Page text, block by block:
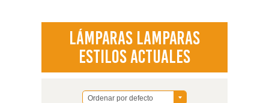
Lámparas Lamparas
Estilos Actuales
Ordenar por defecto